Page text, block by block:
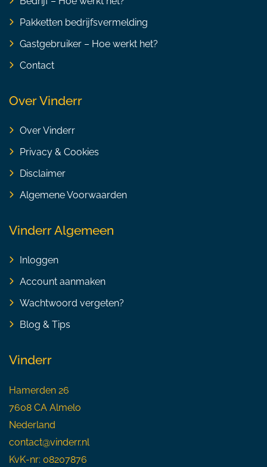
Pakketten bedrijfsvermelding
Gastgebruiker – Hoe werkt het?
Contact
Over Vinderr
Over Vinderr
Privacy & Cookies
Disclaimer
Algemene Voorwaarden
Vinderr Algemeen
Inloggen
Account aanmaken
Wachtwoord vergeten?
Blog & Tips
Vinderr
Hamerden 26
7608 CA Almelo
Nederland
contact@vinderr.nl
KvK-nr: 08207876